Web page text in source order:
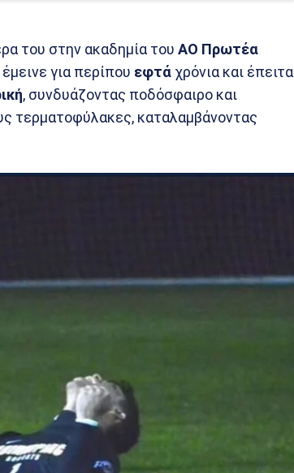
του στην ακαδημία του ΑΟ Πρωτέα
για περίπου εφτά χρόνια και έπειτα
, συνδυάζοντας ποδόσφαιρο και
τερματοφύλακες, καταλαμβάνοντας